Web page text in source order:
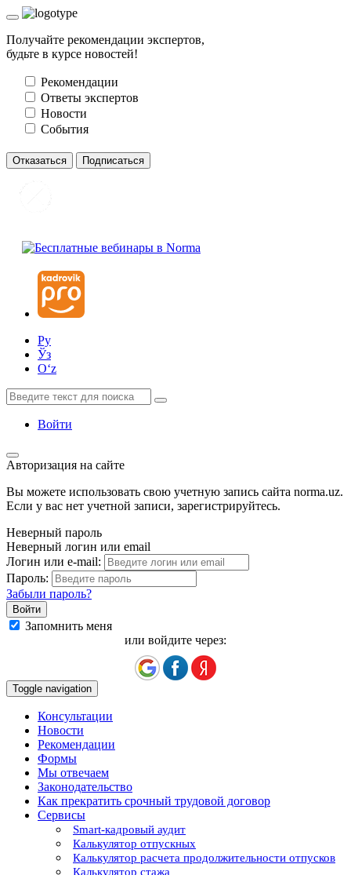
Получайте рекомендации экспертов,
будьте в курсе новостей!
Рекомендации
Ответы экспертов
Новости
События
Отказаться Подписаться
Ру
Ўз
Oʻz
Войти
Авторизация на сайте
Вы можете использовать свою учетную запись сайта norma.uz.
Если у вас нет учетной записи, зарегистрируйтесь.
Неверный пароль
Неверный логин или email
Логин или e-mail:
Пароль:
Забыли пароль?
Запомнить меня
или войдите через:
Toggle navigation
Консультации
Новости
Рекомендации
Формы
Мы отвечаем
Законодательство
Как прекратить срочный трудовой договор
Сервисы
Smart-кадровый аудит
Калькулятор отпускных
Калькулятор расчета продолжительности отпусков
Калькулятор стажа